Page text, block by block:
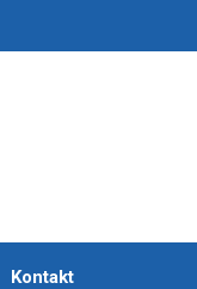
Kontakt